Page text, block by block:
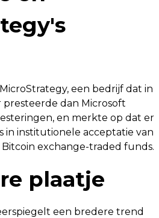
een bedrijf dat in
dan Microsoft
en merkte op dat er
in institutionele acceptatie van
Bitcoin exchange-traded funds.
plaatje
een bredere trend